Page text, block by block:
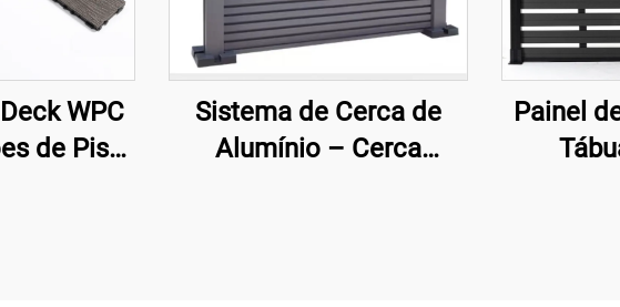
WPC
de Piso
Sistema de Cerca de
Alumínio – Cerca
Painel